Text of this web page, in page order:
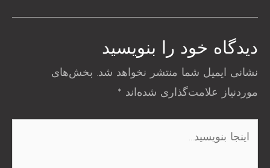
دیدگاه‌ خود را بنویسید
نشانی ایمیل شما منتشر نخواهد شد. بخش‌های
موردنیاز علامت‌گذاری شده‌اند *